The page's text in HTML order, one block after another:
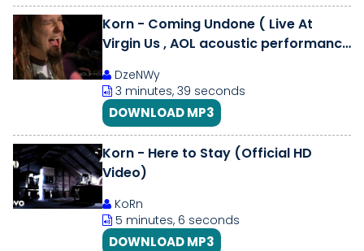
Korn - Coming Undone ( Live At
Virgin Us , AOL acoustic performance
DzeNWy
3 minutes, 39 seconds
DOWNLOAD MP3
Korn - Here to Stay (Official HD
Video)
KoRn
5 minutes, 6 seconds
DOWNLOAD MP3